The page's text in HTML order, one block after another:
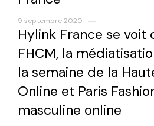
9 septembre 2020
Hylink France se voit
FHCM, la
la semaine de la
Online et Paris
masculine online